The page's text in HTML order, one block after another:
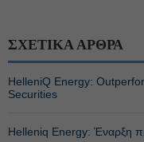
ΣΧΕΤΙΚΑ ΑΡΘΡΑ
HelleniQ Energy:
Securities
Helleniq Energy: Έναρξη